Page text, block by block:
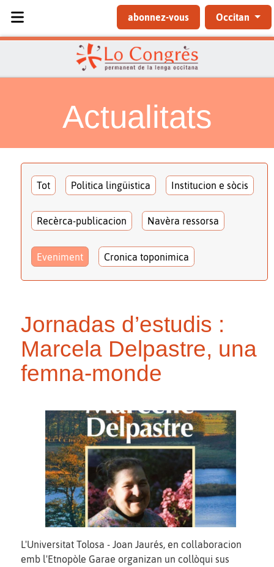
abonnez-vous Occitan
Actualitats
Tot Politica lingüistica Institucion e sòcis
Recèrca-publicacion Navèra ressorsa
Eveniment Cronica toponimica
Jornadas d’estudis :
Marcela Delpastre, una
femna-monde
L'Universitat Tolosa - Joan Jaurés, en collaboracion
emb l'Etnopòle Garae organizan un collòqui sus